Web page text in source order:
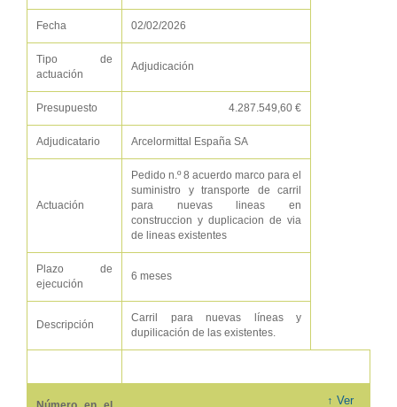
Fecha 02/02/2026
Tipo de
actuación
Adjudicación
Presupuesto 4.287.549,60 €
Adjudicatario Arcelormittal España SA
Actuación
Pedido n.º 8 acuerdo marco para el
suministro y transporte de carril
para nuevas lineas en
construccion y duplicacion de via
de lineas existentes
Plazo de
ejecución
6 meses
Descripción
Carril para nuevas líneas y
dupilicación de las existentes.
↑ Ver